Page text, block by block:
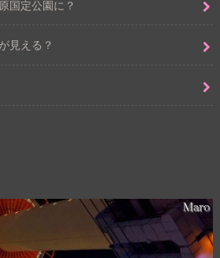
国定公園に？
見える？